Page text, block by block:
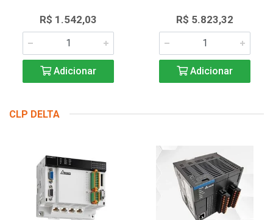
R$ 1.542,03
Adicionar
R$ 5.823,32
Adicionar
CLP DELTA